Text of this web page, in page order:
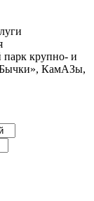
парк крупно- и
КамАЗы,